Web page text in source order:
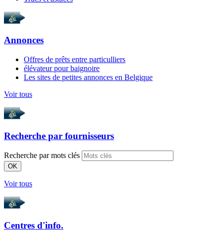
Annonces
Offres de prêts entre particulliers
élévateur pour baignoire
Les sites de petites annonces en Belgique
Voir tous
Recherche par fournisseurs
Recherche par mots clés
OK
Voir tous
Centres d'info.